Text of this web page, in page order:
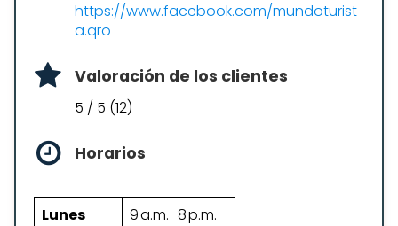
https://www.facebook.com/mundoturist
a.qro
Valoración de los clientes
5 / 5 (12)
Horarios
Lunes
9 a.m.–8 p.m.